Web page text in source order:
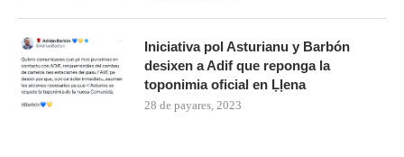
Iniciativa pol Asturianu y Barbón
desixen a Adif que reponga la
toponimia oficial en Ḷḷena
28 de payares, 2023